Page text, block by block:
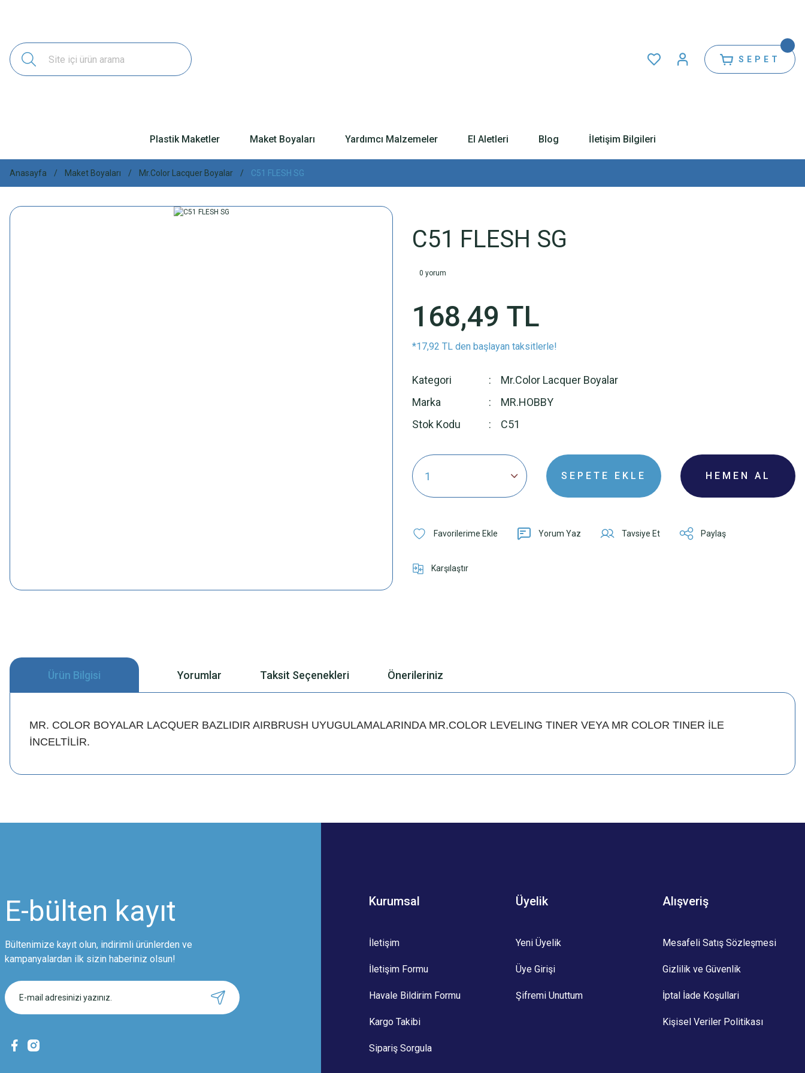
SEPET
Plastik Maketler Maket Boyaları Yardımcı Malzemeler El Aletleri Blog İletişim Bilgileri
Anasayfa Maket Boyaları Mr.Color Lacquer Boyalar C51 FLESH SG
C51 FLESH SG
0 yorum
168,49 TL
*17,92 TL den başlayan taksitlerle!
Kategori
Mr.Color Lacquer Boyalar
Marka
MR.HOBBY
Stok Kodu
C51
SEPETE EKLE HEMEN AL
Yorum Yaz Tavsiye Et Paylaş
Karşılaştır
Ürün Bilgisi Yorumlar Taksit Seçenekleri Önerileriniz
MR. COLOR BOYALAR LACQUER BAZLIDIR AIRBRUSH UYUGULAMALARINDA MR.COLOR LEVELING TINER VEYA MR COLOR TINER İLE
İNCELTİLİR.
Bu ürüne ilk yorumu siz yapın!
Bu ürüne benzer farklı alternatifler olmalı.
Gönder
E-bülten kayıt
Bültenimize kayıt olun, indirimli ürünlerden ve
kampanyalardan ilk sizin haberiniz olsun!
Kurumsal
İletişim
İletişim Formu
Havale Bildirim Formu
Kargo Takibi
Sipariş Sorgula
Üyelik
Yeni Üyelik
Üye Girişi
Şifremi Unuttum
Alışveriş
Mesafeli Satış Sözleşmesi
Gizlilik ve Güvenlik
İptal İade Koşullari
Kişisel Veriler Politikası